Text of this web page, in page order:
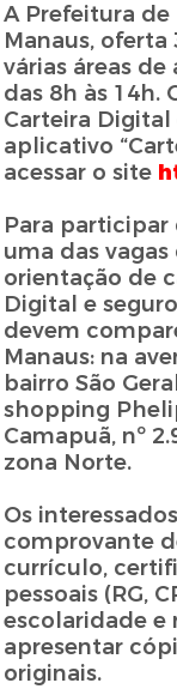
A Prefeitura de
Manaus, oferta
várias áreas de
das 8h às 14h.
Carteira Digital
aplicativo
acessar o site
Para participar
uma das
orientação de
Digital e
devem
Manaus: na
bairro São
shopping
Camapuã, nº
zona Norte.
Os
comprovante
currículo,
pessoais (RG,
escolaridade e
apresentar
originais.